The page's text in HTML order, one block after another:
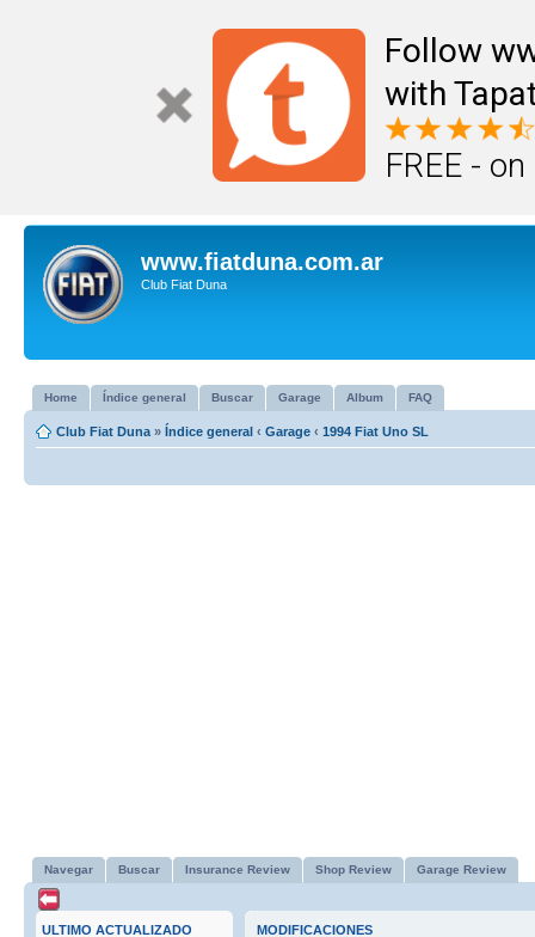
Follow
with
FREE -
www.fiatduna.com.ar
Club Fiat Duna
Home Índice general Buscar Garage Album FAQ
Club Fiat Duna » Índice general ‹ Garage ‹ 1994 Fiat Uno SL
Navegar Buscar Insurance Review Shop Review Garage Review
ULTIMO ACTUALIZADO MODIFICACIONES